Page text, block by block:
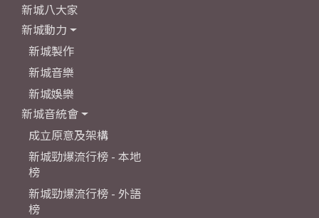
新城八大家
新城動力
新城製作
新城音樂
新城娛樂
新城音統會
成立原意及架構
新城勁爆流行榜 - 本地
榜
新城勁爆流行榜 - 外語
榜